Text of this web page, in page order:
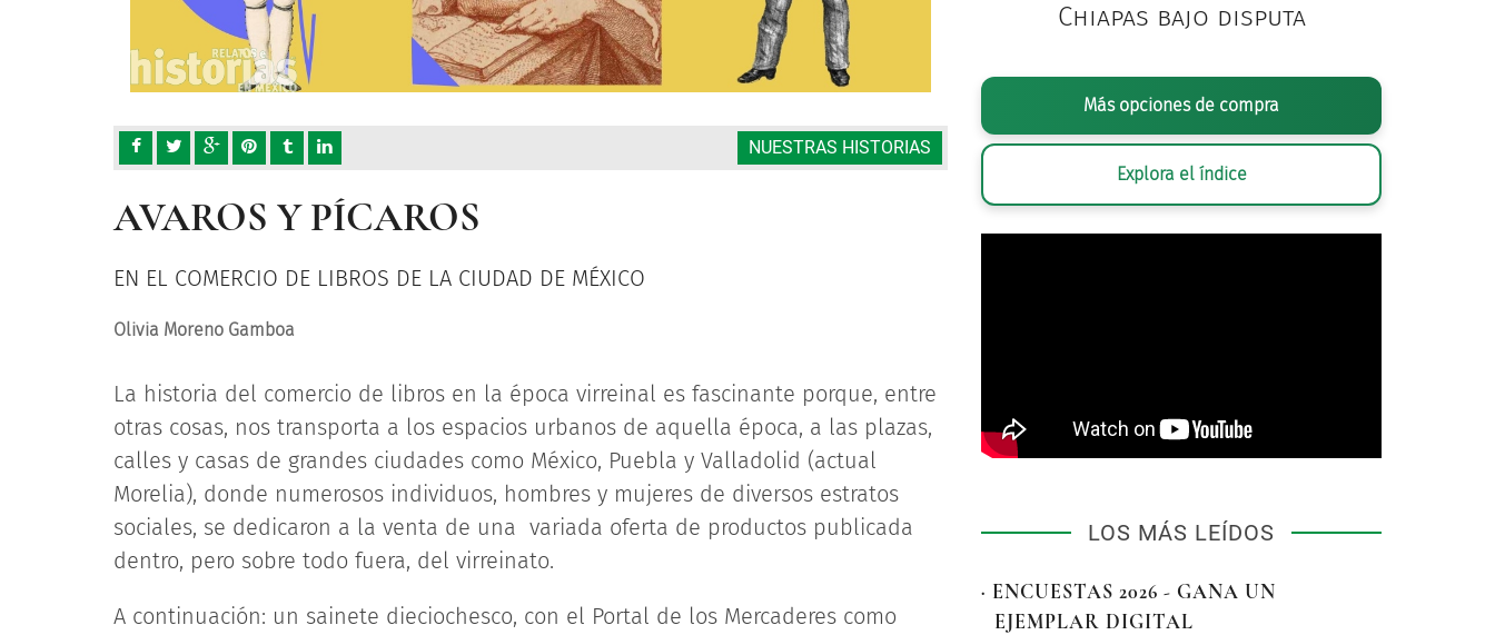
NUESTRAS HISTORIAS
AVAROS Y PÍCAROS
EN EL COMERCIO DE LIBROS DE LA CIUDAD DE MÉXICO
Olivia Moreno Gamboa
La historia del comercio de libros en la época virreinal es fascinante porque, entre
otras cosas, nos transporta a los espacios urbanos de aquella época, a las plazas,
calles y casas de grandes ciudades como México, Puebla y Valladolid (actual
Morelia), donde numerosos individuos, hombres y mujeres de diversos estratos
sociales, se dedicaron a la venta de una variada oferta de productos publicada
dentro, pero sobre todo fuera, del virreinato.
A continuación: un sainete dieciochesco, con el Portal de los Mercaderes como
Chiapas bajo disputa
Más opciones de compra
Explora el índice
LOS MÁS LEÍDOS
· ENCUESTAS 2026 - GANA UN
EJEMPLAR DIGITAL